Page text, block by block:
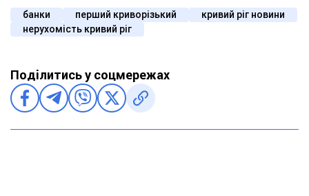
банки перший криворізький
кривий ріг новини
нерухомість кривий ріг
Поділитись у соцмережах